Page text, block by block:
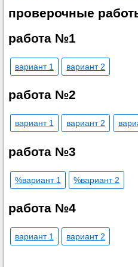
проверочные
работа №1
вариант 1 вариант 2
работа №2
вариант 1 вариант 2
работа №3
%вариант 1 %вариант 2
работа №4
вариант 1 вариант 2